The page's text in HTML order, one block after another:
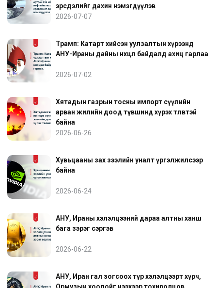
эрсдэлийг дахин нэмэгдүүлэв
2026-07-07
Трамп: Катарт хийсэн уулзалтын хүрээнд
АНУ-Ираны дайны нөхцөл байдалд ахиц гарлаа
2026-07-02
Хятадын газрын тосны импорт сүүлийн
арван жилийн доод түвшинд хүрэх төлөвтэй
байна
2026-06-26
Хувьцааны зах зээлийн уналт үргэлжилсээр
байна
2026-06-24
АНУ, Ираны хэлэлцээний дараа алтны ханш
бага зэрэг сэргэв
2026-06-22
АНУ, Иран гал зогсоох түр хэлэлцээрт хүрч,